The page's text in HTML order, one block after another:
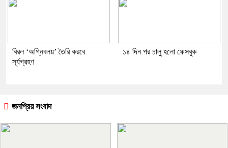
বিরল ‘অগ্নিবলয়’ তৈরি করবে
সূর্যগ্রহণ
১৪ দিন পর চালু হলো ফেসবুক
জনপ্রিয় সংবাদ